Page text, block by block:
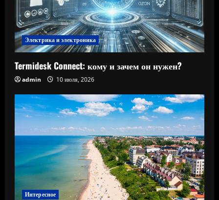
Электрика и электроника
Termidesk Connect: кому и зачем он нужен?
admin 10 июля, 2026
Интересное